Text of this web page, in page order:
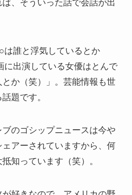
、そういった話で会話が出
は誰と浮気しているとか
に出演している女優はとんで
か（笑）」。芸能情報も世
題です。
のゴシップニュースは今や
アーされていますから、何
知っています（笑）。